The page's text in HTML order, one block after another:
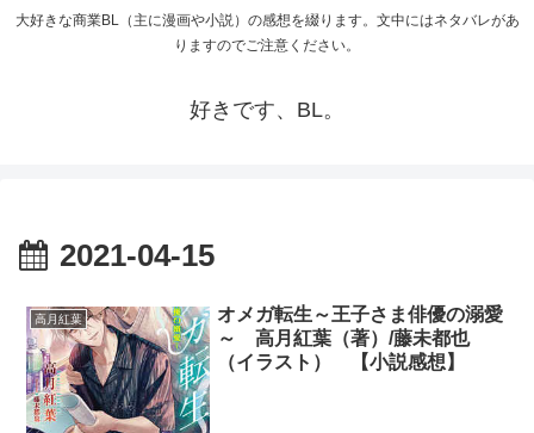
大好きな商業BL（主に漫画や小説）の感想を綴ります。文中にはネタバレがあ
りますのでご注意ください。
好きです、BL。
2021-04-15
高月紅葉
オメガ転生～王子さま俳優の溺愛
～ 高月紅葉（著）/藤未都也
（イラスト） 【小説感想】